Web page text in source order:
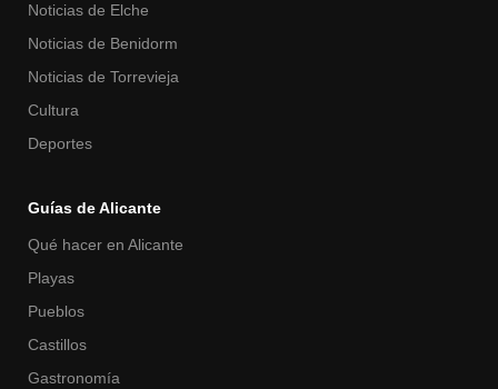
Noticias de Elche
Noticias de Benidorm
Noticias de Torrevieja
Cultura
Deportes
Guías de Alicante
Qué hacer en Alicante
Playas
Pueblos
Castillos
Gastronomía